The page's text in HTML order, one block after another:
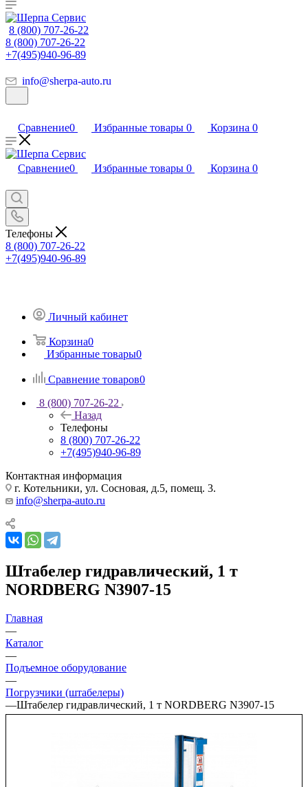
8 (800) 707-26-22
8 (800) 707-26-22
+7(495)940-96-89
info@sherpa-auto.ru
Сравнение0 Избранные товары 0 Корзина 0
Сравнение0 Избранные товары 0 Корзина 0
Телефоны
8 (800) 707-26-22
+7(495)940-96-89
Личный кабинет
Корзина0
Избранные товары0
Сравнение товаров0
8 (800) 707-26-22
Назад
Телефоны
8 (800) 707-26-22
+7(495)940-96-89
Контактная информация
г. Котельники, ул. Сосновая, д.5, помещ. 3.
info@sherpa-auto.ru
Штабелер гидравлический, 1 т
NORDBERG N3907-15
Главная
—
Каталог
—
Подъемное оборудование
—
Погрузчики (штабелеры)
—Штабелер гидравлический, 1 т NORDBERG N3907-15